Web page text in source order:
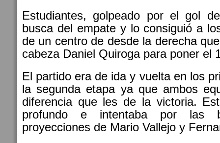
Estudiantes, golpeado por el gol
busca del empate y lo consiguió a
de un centro de desde la derecha
cabeza Daniel Quiroga para poner el
El partido era de ida y vuelta en los
la segunda etapa ya que ambos
diferencia que les de la victoria.
profundo e intentaba por las
proyecciones de Mario Vallejo y